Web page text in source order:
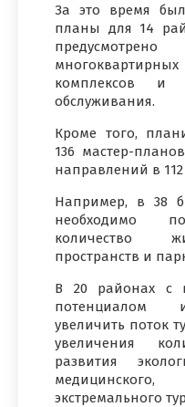
За это время
планы для 14
комплексов и
обслуживания.
Кроме того,
136 мастер-
направлений в
Например, в 38
необходимо
количество
пространств и
В 20 районах с
потенциалом
увеличить поток
увеличения
развития
экстремального